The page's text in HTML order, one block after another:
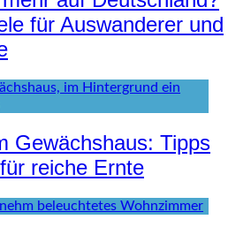
für Auswanderer und
Gewächshaus: Tipps
reiche Ernte